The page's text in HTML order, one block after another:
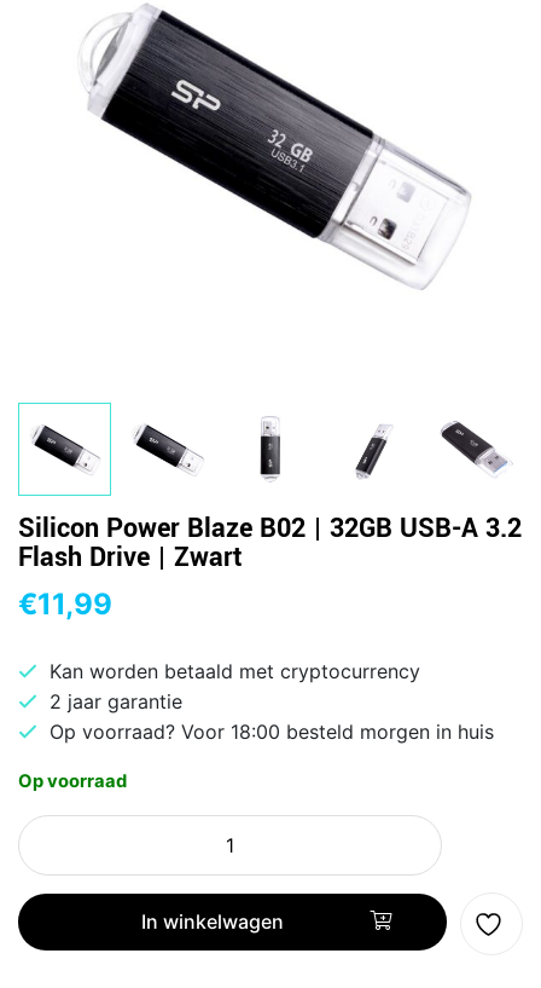
Silicon Power Blaze B02 | 32GB USB-A 3.2
Flash Drive | Zwart
€11,99
Kan worden betaald met cryptocurrency
2 jaar garantie
Op voorraad? Voor 18:00 besteld morgen in huis
Op voorraad
Silicon
Power
B02
|
In winkelwagen